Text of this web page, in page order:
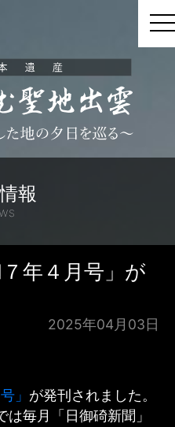
報
年４月号」が
2025年04月03日
」 が発刊されました。
毎月「日御碕新聞」